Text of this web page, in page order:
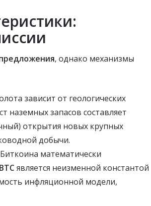
, однако механизмы
зависит от геологических
наземных запасов составляет
открытия новых крупных
добычи.
математически
является неизменной константой
инфляционной модели,